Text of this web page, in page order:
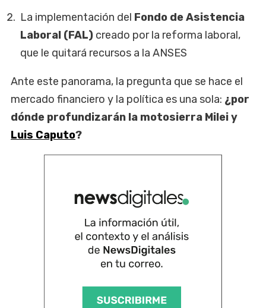
La implementación del Fondo de Asistencia
Laboral (FAL) creado por la reforma laboral,
que le quitará recursos a la ANSES
Ante este panorama, la pregunta que se hace el
mercado financiero y la política es una sola: ¿por
dónde profundizarán la motosierra Milei y
Luis Caputo?